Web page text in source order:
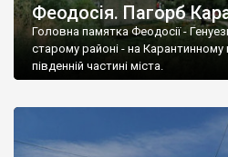
Феодосія. Пагорб
Головна памятка Феодосії -
старому районі - на Карантинному
південній частині міста.